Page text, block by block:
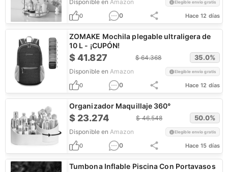
Disponible en Amazon Elegible envío gratis
0 0 Hace 12 días
ZOMAKE Mochila plegable ultraligera de
10 L - ¡CUPÓN!
$41.827 $64.368 35.0%
Disponible en Amazon Elegible envío gratis
0 0 Hace 12 días
Organizador Maquillaje 360°
$ 23.274 $46.548 50.0%
Disponible en Amazon Elegible envío gratis
0 0 Hace 15 días
Tumbona Inflable Piscina Con Portavasos